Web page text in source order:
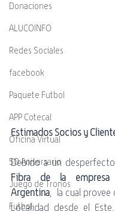
Donaciones
ALUCOINFO
Redes Sociales
facebook
Paquete Futbol
APP Cotecal
Oficina Virtual
50 Aniversario
Juego de Tronos
Futbol
Estimados Socios y
Fibra de la empresa
Argentina ,  la cual
Localidad desde el